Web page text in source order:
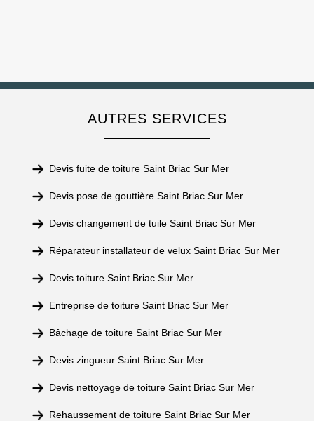
AUTRES SERVICES
Devis fuite de toiture Saint Briac Sur Mer
Devis pose de gouttière Saint Briac Sur Mer
Devis changement de tuile Saint Briac Sur Mer
Réparateur installateur de velux Saint Briac Sur Mer
Devis toiture Saint Briac Sur Mer
Entreprise de toiture Saint Briac Sur Mer
Bâchage de toiture Saint Briac Sur Mer
Devis zingueur Saint Briac Sur Mer
Devis nettoyage de toiture Saint Briac Sur Mer
Rehaussement de toiture Saint Briac Sur Mer